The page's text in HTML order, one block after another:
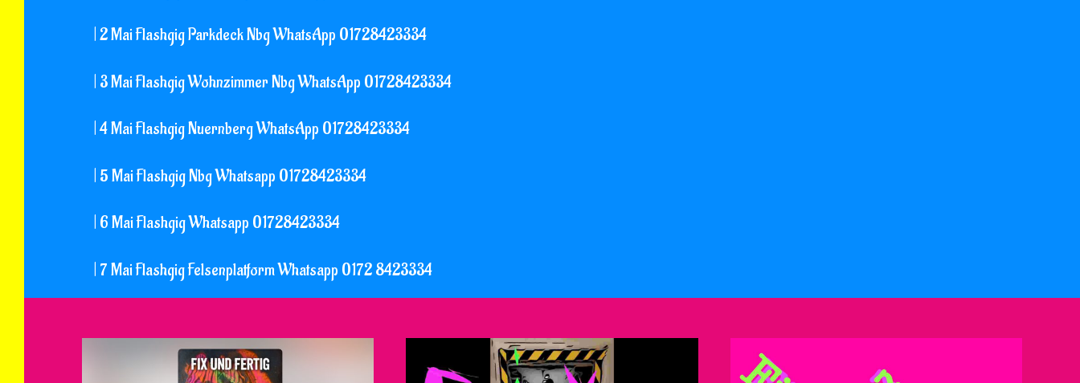
| 2 Mai Flashgig Parkdeck Nbg WhatsApp 01728423334
| 3 Mai Flashgig Wohnzimmer Nbg WhatsApp 01728423334
| 4 Mai Flashgig Nuernberg WhatsApp 01728423334
| 5 Mai Flashgig Nbg Whatsapp 01728423334
| 6 Mai Flashgig Whatsapp 01728423334
| 7 Mai Flashgig Felsenplatform Whatsapp 0172 8423334